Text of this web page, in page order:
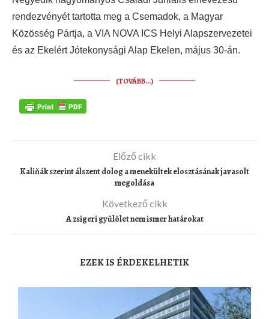
rendezvényét tartotta meg a Csemadok, a Magyar
Közösség Pártja, a VIA NOVA ICS Helyi Alapszervezetei
és az Ekelért Jótekonysági Alap Ekelen, május 30-án.
(TOVÁBB…)
Előző cikk
Kaliňák szerint álszent dolog a menekültek elosztásának javasolt
megoldása
Következő cikk
A zsigeri gyűlölet nem ismer határokat
EZEK IS ÉRDEKELHETIK